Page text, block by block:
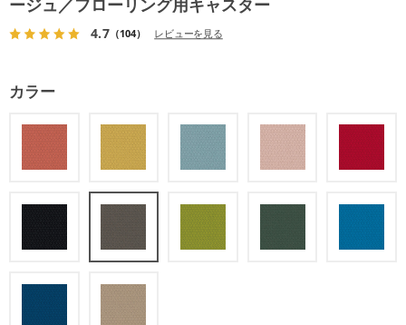
ージュ／フローリング用キャスター
4.7（104） レビューを見る
カラー